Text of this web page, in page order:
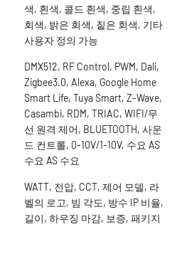
색, 흰색, 콜드 흰색, 중립 흰색,
회색, 밝은 회색, 짙은 회색, 기타
사용자 정의 가능
DMX512, RF Control, PWM, Dali,
Zigbee3.0, Alexa, Google Home
Smart Life, Tuya Smart, Z-Wave,
Casambi, RDM, TRIAC, WIFI/무
선 원격 제어, BLUETOOTH, 사운
드 컨트롤, 0-10V/1-10V, 수요 AS
수요 AS 수요
WATT, 전압, CCT, 제어 모델, 라
벨의 로고, 빔 각도, 방수 IP 비율,
길이, 하우징 마감, 보증, 패키지